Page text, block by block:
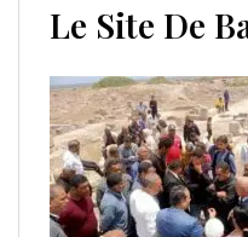
Le Site De